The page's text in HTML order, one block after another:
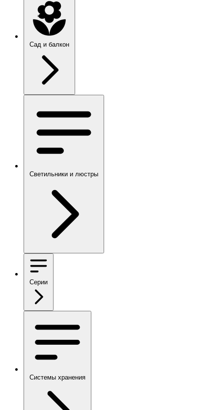
Сад и балкон
Светильники и люстры
Серии
Системы хранения